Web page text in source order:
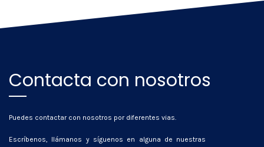
Contacta con nosotros
Puedes contactar con nosotros por diferentes vias.
Escríbenos, llámanos y síguenos en alguna de nuestras